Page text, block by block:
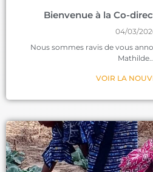
Bienvenue à la Co-
04/03/
Nous sommes ravis de vous
Mathilde
VOIR LA